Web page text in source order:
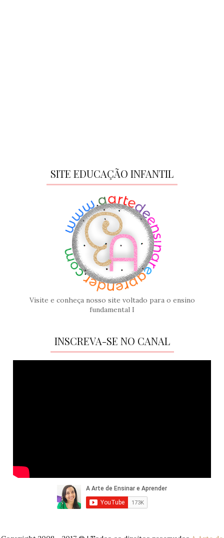
SITE EDUCAÇÃO INFANTIL
Visite e conheça nosso site voltado para o ensino
fundamental I
INSCREVA-SE NO CANAL